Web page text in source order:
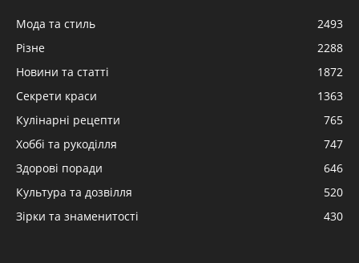
Мода та стиль
2493
Різне
2288
Новини та статті
1872
Секрети краси
1363
Кулінарні рецепти
765
Хоббі та рукоділля
747
Здорові поради
646
Культура та дозвілля
520
Зірки та знаменитості
430